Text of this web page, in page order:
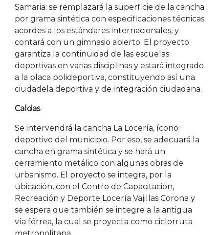
Samaria: se remplazará la superficie de la cancha
por grama sintética con especificaciones técnicas
acordes a los estándares internacionales, y
contará con un gimnasio abierto. El proyecto
garantiza la continuidad de las escuelas
deportivas en varias disciplinas y estará integrado
a la placa polideportiva, constituyendo así una
ciudadela deportiva y de integración ciudadana.
Caldas
Se intervendrá la cancha La Locería, ícono
deportivo del municipio. Por eso, se adecuará la
cancha en grama sintética y se hará un
cerramiento metálico con algunas obras de
urbanismo. El proyecto se integra, por la
ubicación, con el Centro de Capacitación,
Recreación y Deporte Locería Vajillas Corona y
se espera que también se integre a la antigua
vía férrea, la cual se proyecta como ciclorruta
metropolitana.